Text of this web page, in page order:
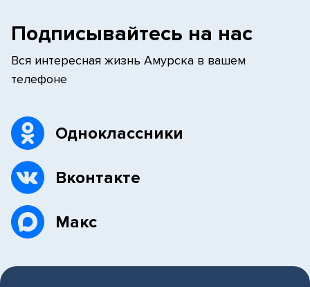
Подписывайтесь на нас
Вся интересная жизнь Амурска в вашем
телефоне
Одноклассники
Вконтакте
Макс